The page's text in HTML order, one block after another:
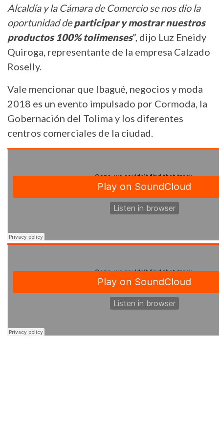
Alcaldía y la Cámara de Comercio se nos dio la
oportunidad departicipar y mostrar nuestros
productos 100% tolimenses”, dijo Luz Eneidy
Quiroga, representante de la empresa Calzado
Roselly.
Vale mencionar que Ibagué, negocios y moda
2018 es un evento impulsado por Cormoda, la
Gobernación del Tolima y los diferentes
centros comerciales de la ciudad.